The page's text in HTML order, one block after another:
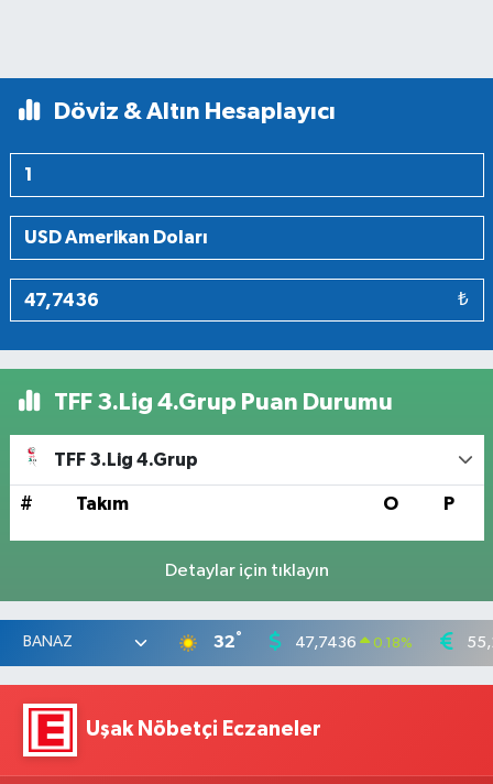
Döviz & Altın Hesaplayıcı
₺
TFF 3.Lig 4.Grup Puan Durumu
TFF 3.Lig 4.Grup
# Takım O P
Detaylar için tıklayın
32° 47,7436 0.18%
Uşak Nöbetçi Eczaneler